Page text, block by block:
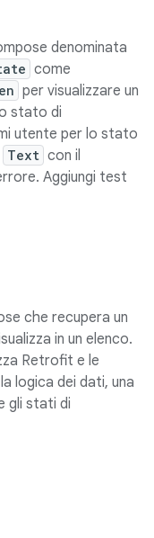
denominata
come
per visualizzare un
stato di
utente per lo stato
Text con il
Aggiungi test
che recupera un
in un elenco.
Retrofit e le
logica dei dati, una
gli stati di